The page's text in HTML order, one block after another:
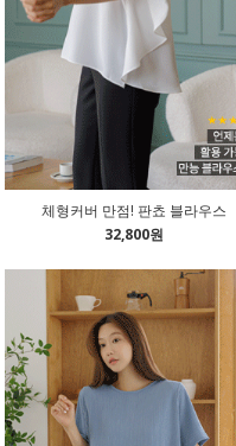
체형커버 만점! 판쵸 블라우스
32,800원